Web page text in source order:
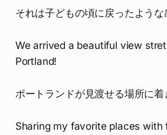
それは子どもの頃に戻ったような
We arrived a beautiful view
Portland!
ポートランドが見渡せる場所に着
Sharing my favorite places with